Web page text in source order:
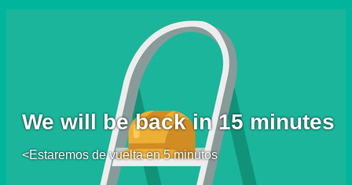
We will be back in 15 minutes
<Estaremos de vuelta en 5 minutos